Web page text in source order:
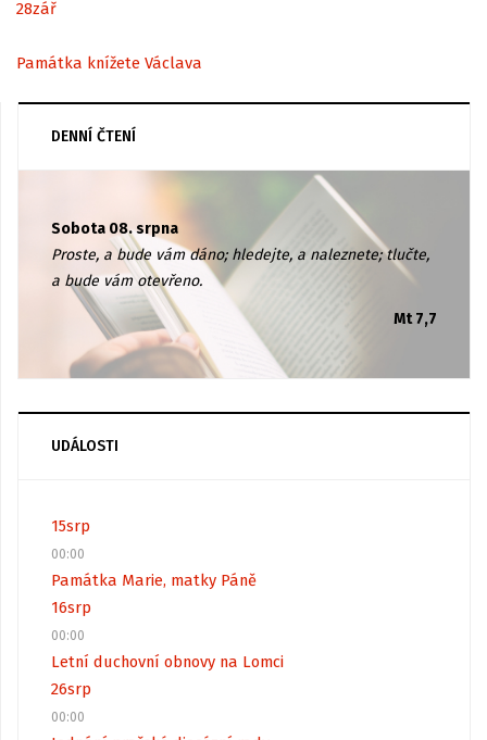
28zář
Památka knížete Václava
DENNÍ ČTENÍ
Sobota 08. srpna
Proste, a bude vám dáno; hledejte, a naleznete; tlučte,
a bude vám otevřeno.
Mt 7,7
UDÁLOSTI
15srp
00:00
Památka Marie, matky Páně
16srp
00:00
Letní duchovní obnovy na Lomci
26srp
00:00